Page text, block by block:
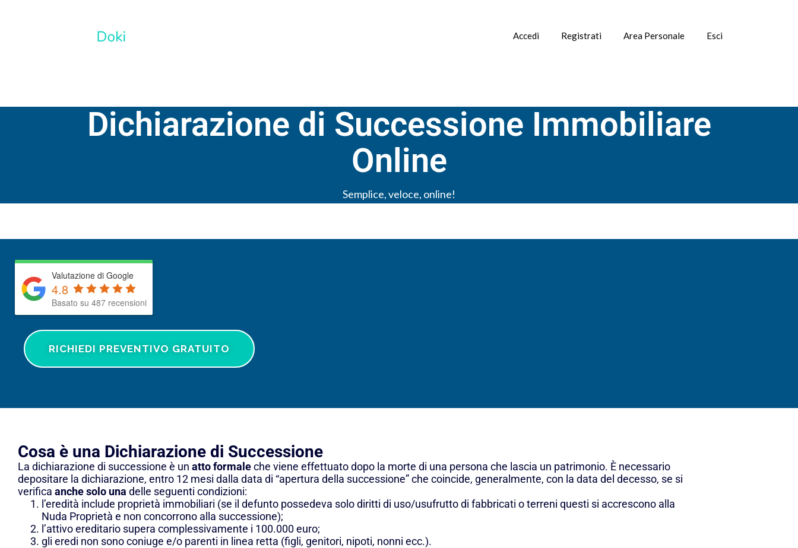
Accedi Registrati Area Personale Esci
Dichiarazione di Successione Immobiliare
Online
Semplice, veloce, online!
Valutazione di Google
4.8
Basato su 487 recensioni
RICHIEDI PREVENTIVO GRATUITO
Cosa è una Dichiarazione di Successione
La dichiarazione di successione è un atto formaleche viene effettuato dopo la morte di una persona che lascia un patrimonio. È necessario
depositare la dichiarazione, entro 12 mesi dalla data di “apertura della successione” che coincide, generalmente, con la data del decesso, se si
verifica anche solo una delle seguenti condizioni:
l’eredità include proprietà immobiliari (se il defunto possedeva solo diritti di uso/usufrutto di fabbricati o terreni questi si accrescono alla
Nuda Proprietà e non concorrono alla successione);
l’attivo ereditario supera complessivamente i 100.000 euro;
gli eredi non sono coniuge e/o parenti in linea retta (figli, genitori, nipoti, nonni ecc.).